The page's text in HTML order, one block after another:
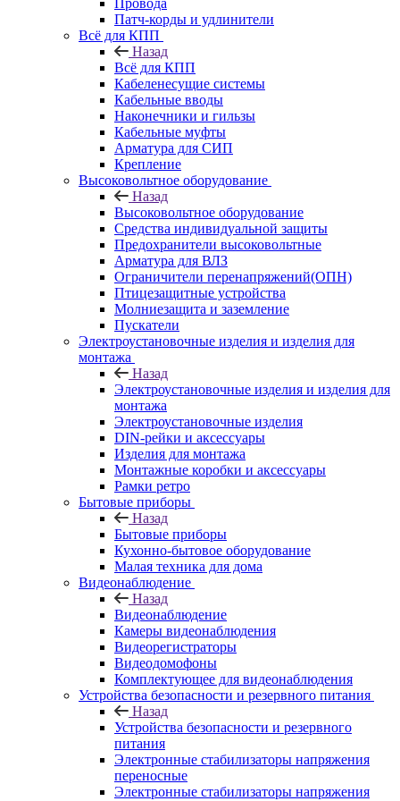
Провода
Патч-корды и удлинители
Всё для КПП
Назад
Всё для КПП
Кабеленесущие системы
Кабельные вводы
Наконечники и гильзы
Кабельные муфты
Арматура для СИП
Крепление
Высоковольтное оборудование
Назад
Высоковольтное оборудование
Средства индивидуальной защиты
Предохранители высоковольтные
Арматура для ВЛЗ
Ограничители перенапряжений(ОПН)
Птицезащитные устройства
Молниезащита и заземление
Пускатели
Электроустановочные изделия и изделия для
монтажа
Назад
Электроустановочные изделия и изделия для
монтажа
Электроустановочные изделия
DIN-рейки и аксессуары
Изделия для монтажа
Монтажные коробки и аксессуары
Рамки ретро
Бытовые приборы
Назад
Бытовые приборы
Кухонно-бытовое оборудование
Малая техника для дома
Видеонаблюдение
Назад
Видеонаблюдение
Камеры видеонаблюдения
Видеорегистраторы
Видеодомофоны
Комплектующее для видеонаблюдения
Устройства безопасности и резервного питания
Назад
Устройства безопасности и резервного
питания
Электронные стабилизаторы напряжения
переносные
Электронные стабилизаторы напряжения